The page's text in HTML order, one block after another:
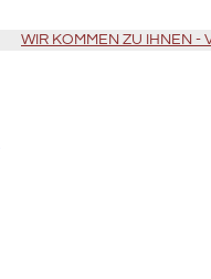
WIR KOMMEN ZU IHNEN